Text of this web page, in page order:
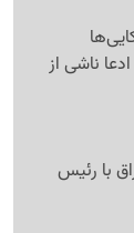
ناشی از
با رئیس